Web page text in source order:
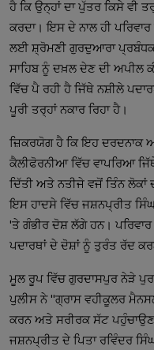
ਹੈ ਕਿ ਉਨ੍ਹਾਂ ਦਾ ਪੁੱਤਰ ਕਿਸੇ ਵੀ
ਕਰਦਾ। ਇਸ ਦੇ ਨਾਲ ਹੀ
ਲਈ ਸ਼੍ਰੋਮਣੀ ਗੁਰਦੁਆਰਾ
ਸਾਹਿਬ ਨੂੰ ਦਖ਼ਲ ਦੇਣ ਦੀ ਅਪੀਲ
ਵਿੱਚ ਪੈ ਰਹੀ ਹੈ ਜਿੱਥੇ ਨਸ਼ੀਲੇ
ਜ਼ਿਕਰਯੋਗ ਹੈ ਕਿ ਇਹ ਦਰਦਨਾਕ
ਕੈਲੀਫੋਰਨੀਆ ਵਿੱਚ ਵਾਪਰਿਆ
ਦਿੱਤੀ ਅਤੇ ਨਤੀਜੇ ਵਜੋਂ ਤਿੰਨ
ਇਸ ਹਾਦਸੇ ਵਿੱਚ ਜਸ਼ਨਪ੍ਰੀਤ
'ਤੇ ਗੰਭੀਰ ਦੋਸ਼ ਲੱਗੇ ਹਨ।
ਮੂਲ ਰੂਪ ਵਿੱਚ ਗੁਰਦਾਸਪੁਰ ਨੇੜੇ
ਪੁਲੀਸ ਨੇ "ਗ੍ਰਾਸ ਵਹੀਕੂਲਰ
ਕਰਨ ਅਤੇ ਸਰੀਰਕ ਸੱਟ
ਜਸ਼ਨਪ੍ਰੀਤ ਦੇ ਪਿਤਾ ਰਵਿੰਦਰ